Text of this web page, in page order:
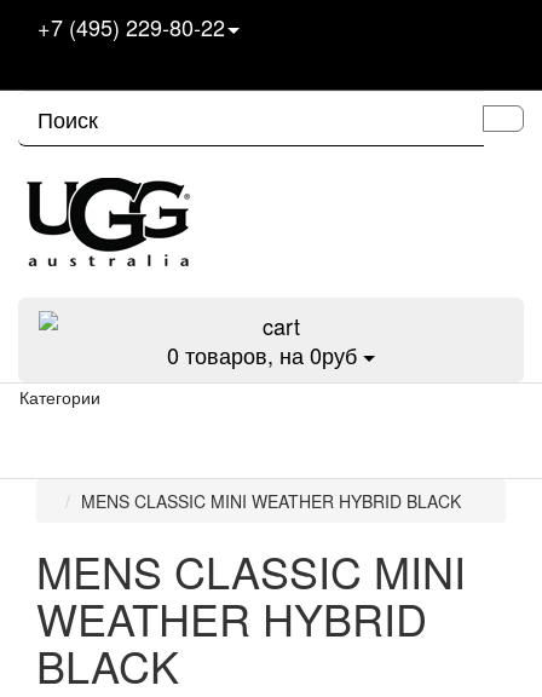
+7 (495) 229-80-22
0товаров, на 0руб
Категории
MENS CLASSIC MINI WEATHER HYBRID BLACK
MENS CLASSIC MINI
WEATHER HYBRID
BLACK